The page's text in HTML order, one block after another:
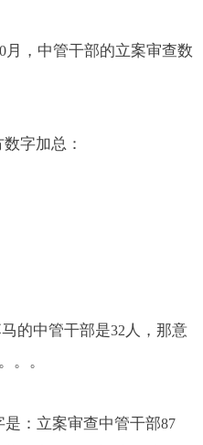
月，中管干部的立案审查数
字加总：
的中管干部是32人，那意
。。
：立案审查中管干部87